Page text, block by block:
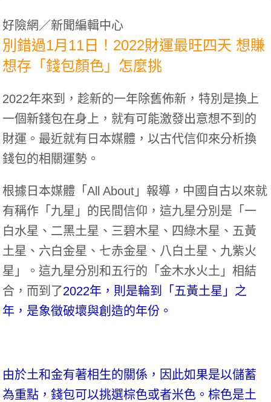
好險網／新聞編輯中心
別錯過1月11日！2022財運最旺四天 想賺
想存「錢包顏色」怎麼挑
2022年來到，趁新的一年除舊佈新，特別是換上
一個新錢包在身上，就有可能激發出意想不到的
財運。最近就有日本媒體，以古代信仰來分析換
錢包的相關運勢。
根據日本媒體「All About」報導，中國自古以來就
有稱作「九星」的民間信仰，這九星分別是「一
白水星、二黑土星、三碧木星、四綠木星、五黃
土星、六白金星、七赤金星、八白土星、九紫火
星」。這九星分別和五行的「金木水火土」相結
合，而到了2022年，則是輪到「五黃土星」之
年，是象徵破壞與創造的年份。
由於土和金有著相生的關係，因此如果是以儲蓄
為重點，錢包可以挑選棕色或者米色。棕色是土